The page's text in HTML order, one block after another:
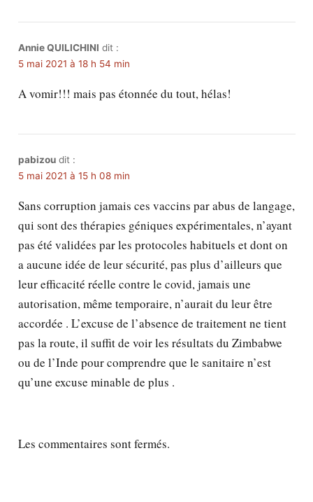
Annie QUILICHINI dit :
5 mai 2021 à 18 h 54 min
A vomir!!! mais pas étonnée du tout, hélas!
pabizou dit :
5 mai 2021 à 15 h 08 min
Sans corruption jamais ces vaccins par abus de langage,
qui sont des thérapies géniques expérimentales, n’ayant
pas été validées par les protocoles habituels et dont on
a aucune idée de leur sécurité, pas plus d’ailleurs que
leur efficacité réelle contre le covid, jamais une
autorisation, même temporaire, n’aurait du leur être
accordée . L’excuse de l’absence de traitement ne tient
pas la route, il suffit de voir les résultats du Zimbabwe
ou de l’Inde pour comprendre que le sanitaire n’est
qu’une excuse minable de plus .
Les commentaires sont fermés.